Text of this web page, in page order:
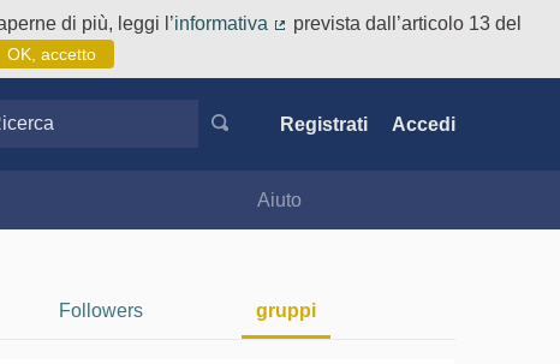
di più, leggi l’informativa
prevista dall’articolo 13 del
OK, accetto
Registrati Accedi
Aiuto
Followers gruppi